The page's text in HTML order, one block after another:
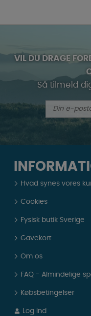
VIL DU DRAGE
Så tilmeld
Hvad synes vores
Cookies
Fysisk butik Sverige
Gavekort
Om os
FAQ - Almindelige
Købsbetingelser
Log ind